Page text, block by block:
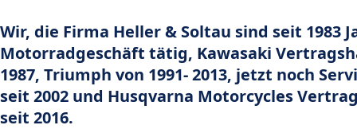
Wir, die Firma Heller & Soltau sind seit 1983
Motorradgeschäft tätig, Kawasaki
1987, Triumph von 1991- 2013, jetzt noch
seit 2002 und Husqvarna Motorcycles
seit 2016.